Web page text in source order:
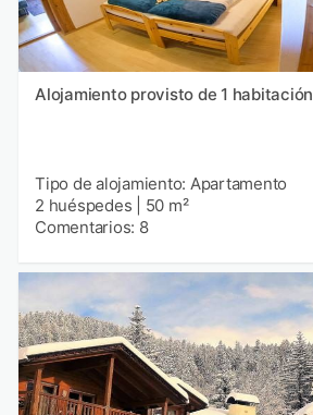
Alojamiento provisto de 1 habitación
Tipo de alojamiento: Apartamento
2 huéspedes
50 m²
Comentarios: 8